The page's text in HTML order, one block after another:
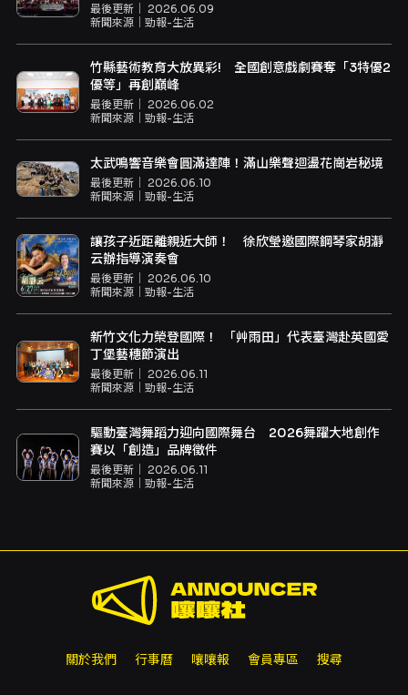
最後更新｜ 2026.06.09
新聞來源｜ 勁報-生活
竹縣藝術教育大放異彩! 全國創意戲劇賽奪「3特優2
優等」再創巔峰
最後更新｜ 2026.06.02
新聞來源｜ 勁報-生活
太武鳴響音樂會圓滿達陣！滿山樂聲迴盪花崗岩秘境
最後更新｜ 2026.06.10
新聞來源｜ 勁報-生活
讓孩子近距離親近大師！ 徐欣瑩邀國際鋼琴家胡瀞
云辦指導演奏會
最後更新｜ 2026.06.10
新聞來源｜ 勁報-生活
新竹文化力榮登國際！ 「艸雨田」代表臺灣赴英國愛
丁堡藝穗節演出
最後更新｜ 2026.06.11
新聞來源｜ 勁報-生活
驅動臺灣舞蹈力迎向國際舞台 2026舞躍大地創作
賽以「創造」品牌徵件
最後更新｜ 2026.06.11
新聞來源｜ 勁報-生活
關於我們 行事曆 嚷嚷報 會員專區 搜尋